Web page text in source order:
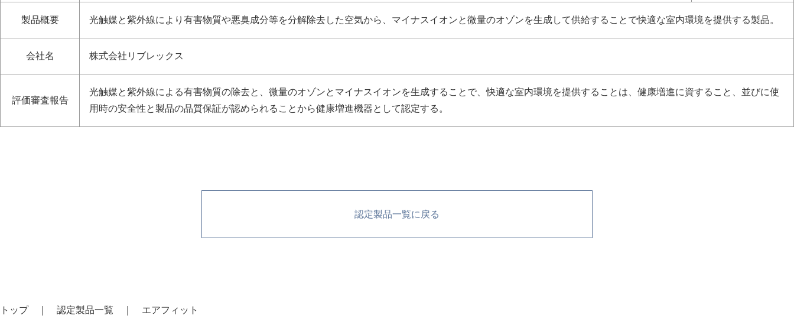
製品概要 光触媒と紫外線により有害物質や悪臭成分等を分解除去した空気から、マイナスイオンと微量のオゾンを生成して供給することで快適な室内環境を提供する製品。
会社名 株式会社リブレックス
評価審査報告
光触媒と紫外線による有害物質の除去と、微量のオゾンとマイナスイオンを生成することで、快適な室内環境を提供することは、健康増進に資すること、並びに使
用時の安全性と製品の品質保証が認められることから健康増進機器として認定する。
認定製品一覧に戻る
トップ 認定製品一覧 エアフィット